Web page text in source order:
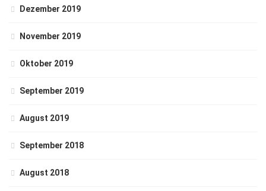
Dezember 2019
November 2019
Oktober 2019
September 2019
August 2019
September 2018
August 2018